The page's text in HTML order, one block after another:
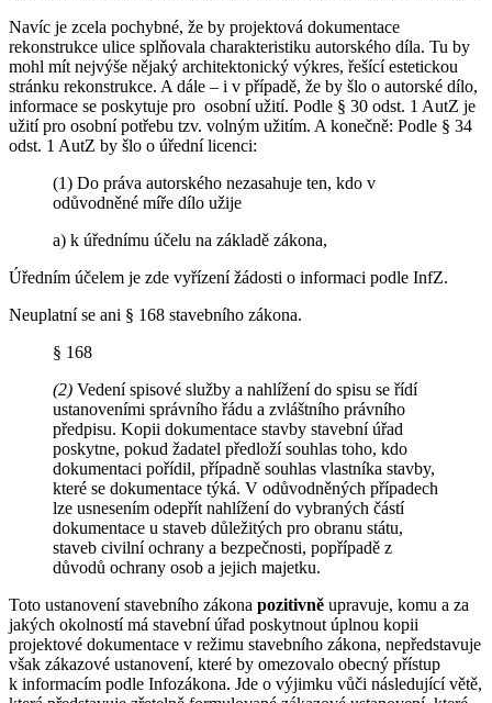
Navíc je zcela pochybné, že by projektová dokumentace
rekonstrukce ulice splňovala charakteristiku autorského díla. Tu by
mohl mít nejvýše nějaký architektonický výkres, řešící estetickou
stránku rekonstrukce. A dále – i v případě, že by šlo o autorské dílo,
informace se poskytuje pro osobní užití. Podle § 30 odst. 1 AutZ je
užití pro osobní potřebu tzv. volným užitím. A konečně: Podle § 34
odst. 1 AutZ by šlo o úřední licenci:
(1) Do práva autorského nezasahuje ten, kdo v
odůvodněné míře dílo užije
a) k úřednímu účelu na základě zákona,
Úředním účelem je zde vyřízení žádosti o informaci podle InfZ.
Neuplatní se ani § 168 stavebního zákona.
§ 168
(2) Vedení spisové služby a nahlížení do spisu se řídí
ustanoveními správního řádu a zvláštního právního
předpisu. Kopii dokumentace stavby stavební úřad
poskytne, pokud žadatel předloží souhlas toho, kdo
dokumentaci pořídil, případně souhlas vlastníka stavby,
které se dokumentace týká. V odůvodněných případech
lze usnesením odepřít nahlížení do vybraných částí
dokumentace u staveb důležitých pro obranu státu,
staveb civilní ochrany a bezpečnosti, popřípadě z
důvodů ochrany osob a jejich majetku.
Toto ustanovení stavebního zákona pozitivně upravuje, komu a za
jakých okolností má stavební úřad poskytnout úplnou kopii
projektové dokumentace v režimu stavebního zákona, nepředstavuje
však zákazové ustanovení, které by omezovalo obecný přístup
k informacím podle Infozákona. Jde o výjimku vůči následující větě,